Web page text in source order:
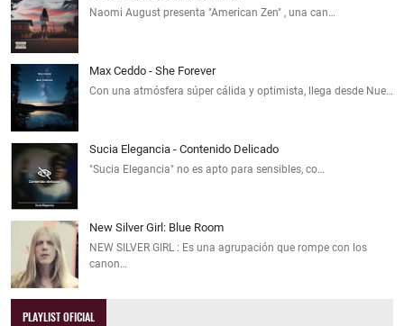
Naomi August presenta "American Zen" , una can…
Max Ceddo - She Forever
Con una atmósfera súper cálida y optimista, llega desde Nue…
Sucia Elegancia - Contenido Delicado
"Sucia Elegancia" no es apto para sensibles, co…
New Silver Girl: Blue Room
NEW SILVER GIRL : Es una agrupación que rompe con los
canon…
PLAYLIST OFICIAL